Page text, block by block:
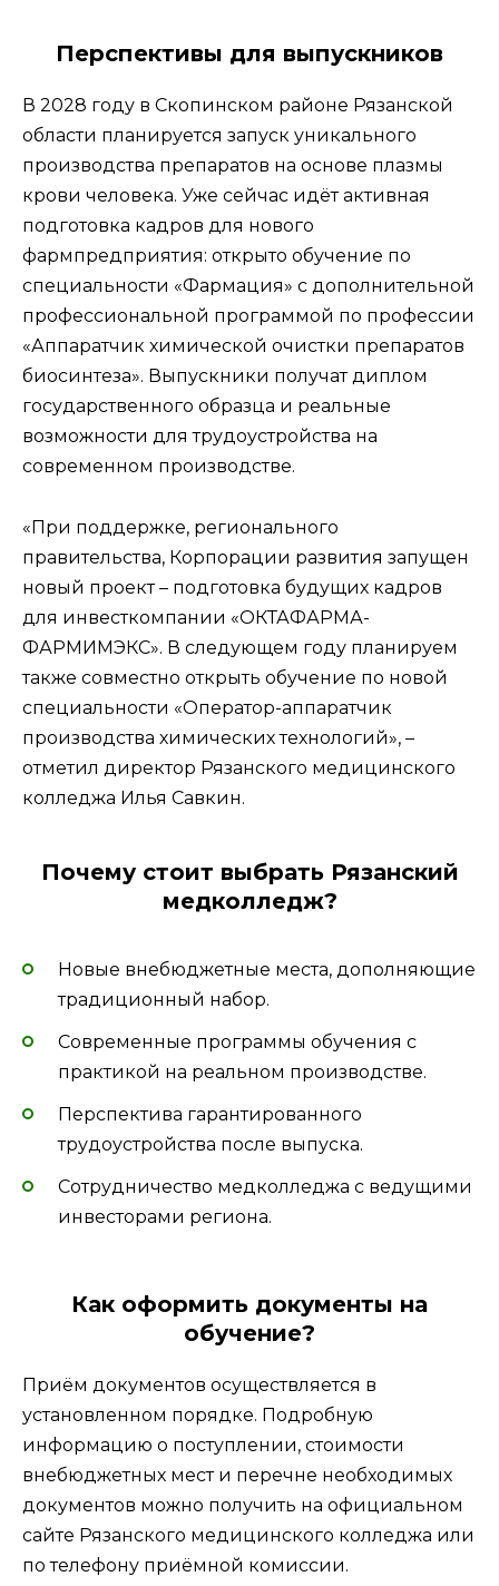
Перспективы для выпускников
В 2028 году в Скопинском районе Рязанской
области планируется запуск уникального
производства препаратов на основе плазмы
крови человека. Уже сейчас идёт активная
подготовка кадров для нового
фармпредприятия: открыто обучение по
специальности «Фармация» с дополнительной
профессиональной программой по профессии
«Аппаратчик химической очистки препаратов
биосинтеза». Выпускники получат диплом
государственного образца и реальные
возможности для трудоустройства на
современном производстве.
«При поддержке, регионального
правительства, Корпорации развития запущен
новый проект – подготовка будущих кадров
для инвесткомпании «ОКТАФАРМА-
ФАРМИМЭКС». В следующем году планируем
также совместно открыть обучение по новой
специальности «Оператор-аппаратчик
производства химических технологий», –
отметил директор Рязанского медицинского
колледжа Илья Савкин.
Почему стоит выбрать Рязанский
медколледж?
Новые внебюджетные места, дополняющие
традиционный набор.
Современные программы обучения с
практикой на реальном производстве.
Перспектива гарантированного
трудоустройства после выпуска.
Сотрудничество медколледжа с ведущими
инвесторами региона.
Как оформить документы на
обучение?
Приём документов осуществляется в
установленном порядке. Подробную
информацию о поступлении, стоимости
внебюджетных мест и перечне необходимых
документов можно получить на официальном
сайте Рязанского медицинского колледжа или
по телефону приёмной комиссии.